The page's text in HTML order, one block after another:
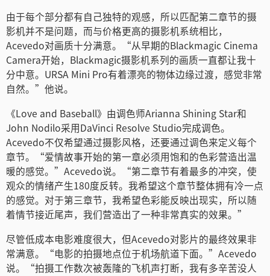
由于每个部分都有自己独特的观感，所以匹配第二章节的摄
影机并不是问题，而与价格更高的摄影机系统相比，
Acevedo对画质十分满意。“从早期的Blackmagic Cinema
Camera开始，Blackmagic摄影机系列的画质一直都让我十
分中意。URSA Mini Pro有着漂亮的物体边缘过渡，感觉非常
自然。”他说。
《Love and Baseball》由调色师Arianna Shining Star和
John Nodilo采用DaVinci Resolve Studio完成调色。
Acevedo不仅希望通过摄影风格，还要通过调色来定义每个
章节。“爱情故事开始的第一章必须用饱和的色彩营造出温
暖的感觉。”Acevedo说。“第二章节有着最多的冲突，使
观众的情绪产生180度反转。我希望这个章节整体拥有冷一点
的感觉。对于第三章节，我希望色彩能反映出现实，所以随
着情节接近尾声，我们营造出了一种非常真实的效果。”
尽管低成本电影难度很大，但Acevedo对影片的最终效果非
常满意。“电影的拍摄地点位于机场航道下面。”Acevedo
说。“拍摄工作数次被轰隆的飞机声打断，我有多辛苦没人